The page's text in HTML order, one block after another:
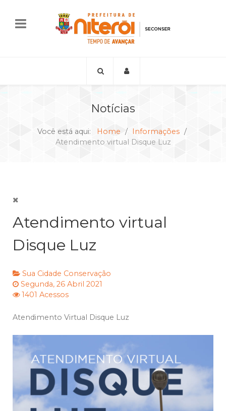
Notícias
Você está aqui: Home
Informações
Atendimento virtual Disque Luz
Atendimento virtual
Disque Luz
Sua Cidade Conservação
Segunda, 26 Abril 2021
1401 Acessos
Atendimento Virtual Disque Luz